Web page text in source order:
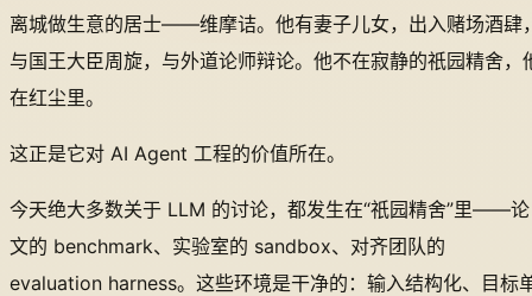
离城做生意的居士——维摩诘。他有妻子儿女，出入赌场酒肆
与国王大臣周旋，与外道论师辩论。他不在寂静的祇园精舍，
在红尘里。
这正是它对 AI Agent 工程的价值所在。
今天绝大多数关于 LLM 的讨论，都发生在“祇园精舍”里——论
文的 benchmark、实验室的 sandbox、对齐团队的
evaluation harness。这些环境是干净的：输入结构化、目标